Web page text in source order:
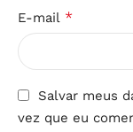
E-mail *
Salvar meus
vez que eu